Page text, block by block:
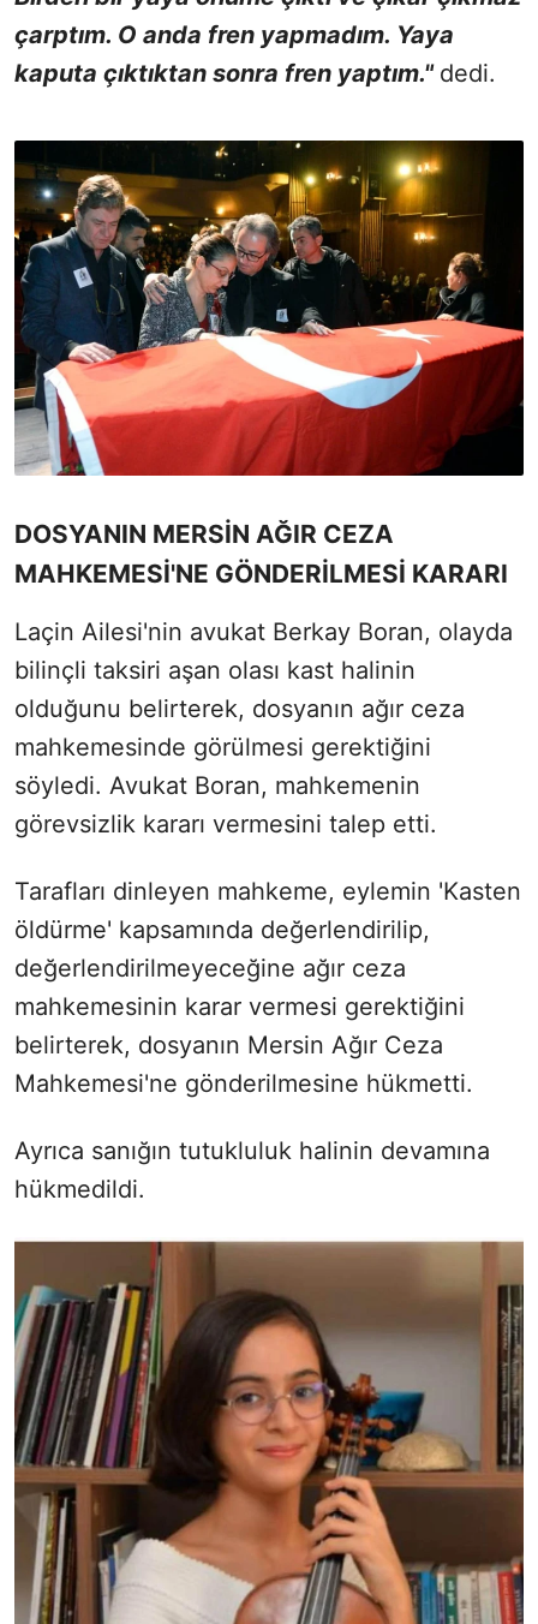
çarptım. O anda fren yapmadım. Yaya
kaputa çıktıktan sonra fren yaptım." dedi.
DOSYANIN MERSİN AĞIR CEZA
MAHKEMESİ'NE GÖNDERİLMESİ KARARI
Laçin Ailesi'nin avukat Berkay Boran, olayda
bilinçli taksiri aşan olası kast halinin
olduğunu belirterek, dosyanın ağır ceza
mahkemesinde görülmesi gerektiğini
söyledi. Avukat Boran, mahkemenin
görevsizlik kararı vermesini talep etti.
Tarafları dinleyen mahkeme, eylemin 'Kasten
öldürme' kapsamında değerlendirilip,
değerlendirilmeyeceğine ağır ceza
mahkemesinin karar vermesi gerektiğini
belirterek, dosyanın Mersin Ağır Ceza
Mahkemesi'ne gönderilmesine hükmetti.
Ayrıca sanığın tutukluluk halinin devamına
hükmedildi.